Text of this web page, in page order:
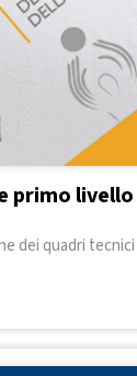
primo
dei quadri